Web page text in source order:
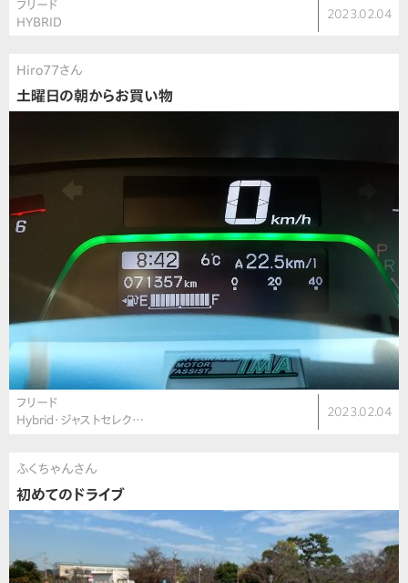
フリード
HYBRID
2023.02.04
Hiro77さん
土曜日の朝からお買い物
フリード
Hybrid･ジャストセレク…
2023.02.04
ふくちゃんさん
初めてのドライブ